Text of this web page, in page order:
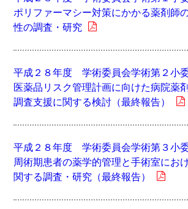
ポリファーマシー対策にかかる薬剤師
性の調査・研究
平成２８年度 学術委員会学術第２小
医薬品リスク管理計画に向けた病院薬
調査支援に関する検討（最終報告）
平成２８年度 学術委員会学術第３小
周術期患者の薬学的管理と手術室にお
関する調査・研究（最終報告）